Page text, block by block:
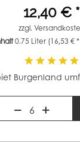
12,40 € *
zzgl.
0.75 Liter (16,53 €
6